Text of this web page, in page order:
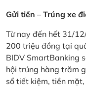
Gửi tiền – Trúng xe
Từ nay đến hết 31/
200 triệu đồng tại
BIDV SmartBanking
hội trúng hàng trăm
sổ tiết kiệm, tiền